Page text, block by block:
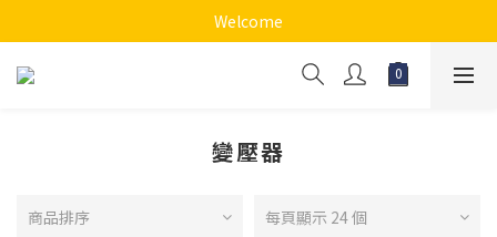
Welcome
變壓器
商品排序 每頁顯示 24 個